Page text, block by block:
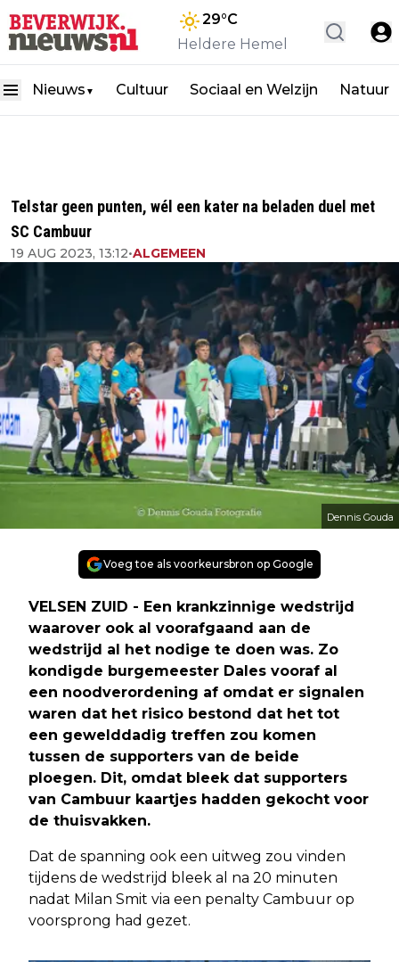
29°C
Heldere Hemel
Nieuws ▼ Cultuur Sociaal en Welzijn Natuur
Telstar geen punten, wél een kater na beladen duel met
SC Cambuur
19 AUG 2023, 13:12•ALGEMEEN
Dennis Gouda
Voeg toe als voorkeursbron op Google
VELSEN ZUID - Een krankzinnige wedstrijd
waarover ook al voorafgaand aan de
wedstrijd al het nodige te doen was. Zo
kondigde burgemeester Dales vooraf al
een noodverordening af omdat er signalen
waren dat het risico bestond dat het tot
een gewelddadig treffen zou komen
tussen de supporters van de beide
ploegen. Dit, omdat bleek dat supporters
van Cambuur kaartjes hadden gekocht voor
de thuisvakken.
Dat de spanning ook een uitweg zou vinden
tijdens de wedstrijd bleek al na 20 minuten
nadat Milan Smit via een penalty Cambuur op
voorsprong had gezet.